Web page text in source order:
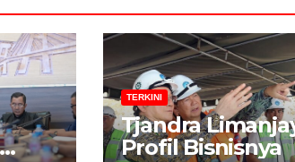
TERKINI
Tjandra
Profil Bisnisnya